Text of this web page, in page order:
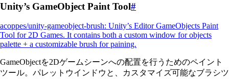
Unity’s GameObject Paint Tool#
acoppes/unity-gameobject-brush: Unity’s Editor GameObjects Paint
Tool for 2D Games. It contains both a custom window for objects
palette + a customizable brush for paining.
GameObjectを2Dゲームシーンへの配置を行うためのペイント
ツール。パレットウインドウと、カスタマイズ可能なブラシツ